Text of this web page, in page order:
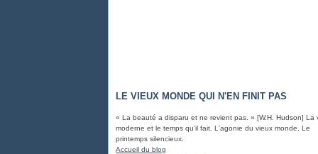
LE VIEUX MONDE QUI N'EN FINIT PAS
« La beauté a disparu et ne revient pas. » [W.H. Hudson] La
moderne et le temps qu'il fait. L'agonie du vieux monde. Le
printemps silencieux.
Accueil du blog